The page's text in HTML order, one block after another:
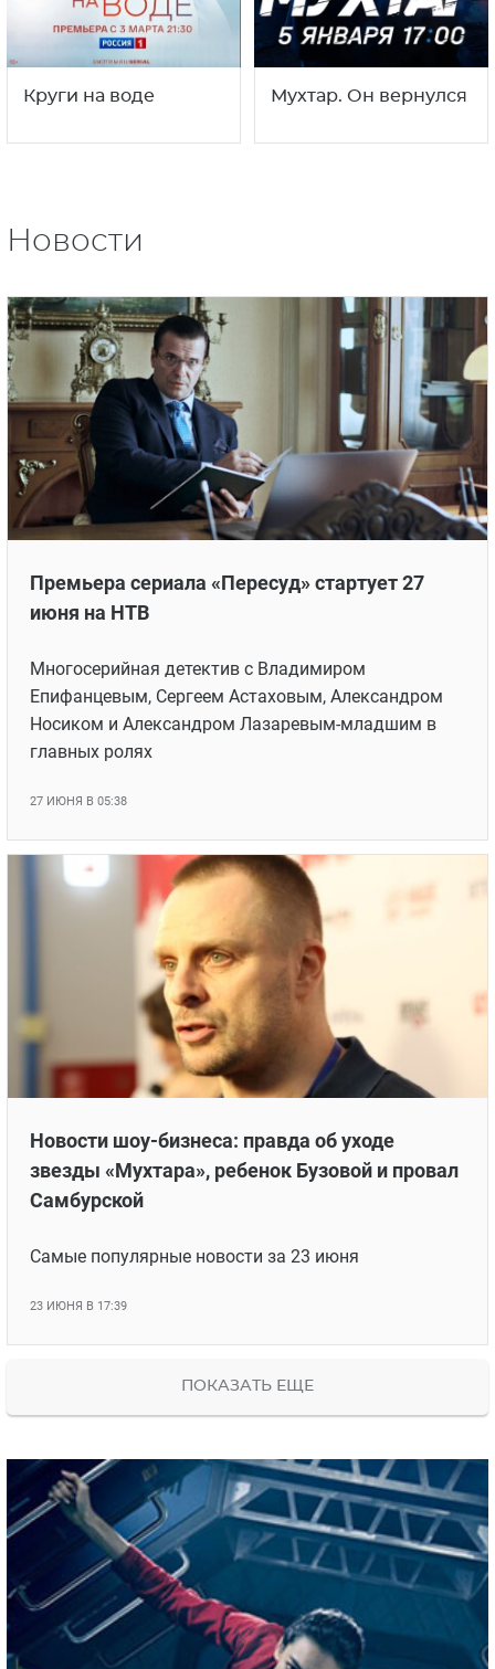
Круги на воде Мухтар. Он вернулся
Новости
Премьера сериала «Пересуд» стартует 27
июня на НТВ
Многосерийная детектив с Владимиром
Епифанцевым, Сергеем Астаховым, Александром
Носиком и Александром Лазаревым-младшим в
главных ролях
27 ИЮНЯ В 05:38
Новости шоу-бизнеса: правда об уходе
звезды «Мухтара», ребенок Бузовой и провал
Самбурской
Самые популярные новости за 23 июня
23 ИЮНЯ В 17:39
ПОКАЗАТЬ ЕЩЕ